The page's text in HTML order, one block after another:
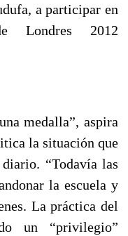
a participar en
Londres 2012
medalla”, aspira
la situación que
“Todavía las
la escuela y
La práctica del
un “privilegio”